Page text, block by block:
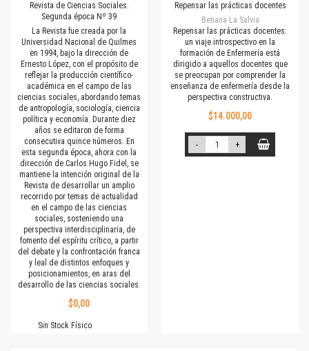
Revista de Ciencias Sociales.
Segunda época Nº 39
La Revista fue creada por la
Universidad Nacional de Quilmes
en 1994, bajo la dirección de
Ernesto López, con el propósito de
reflejar la producción científico-
académica en el campo de las
ciencias sociales, abordando temas
de antropología, sociología, ciencia
política y economía. Durante diez
años se editaron de forma
consecutiva quince números. En
esta segunda época, ahora con la
dirección de Carlos Hugo Fidel, se
mantiene la intención original de la
Revista de desarrollar un amplio
recorrido por temas de actualidad
en el campo de las ciencias
sociales, sosteniendo una
perspectiva interdisciplinaria, de
fomento del espíritu crítico, a partir
del debate y la confrontación franca
y leal de distintos enfoques y
posicionamientos, en aras del
desarrollo de las ciencias sociales.
$0,00
Sin Stock Físico
Repensar las prácticas docentes
Betiana La Salvia
Repensar las prácticas docentes:
un viaje introspectivo en la
formación de Enfermería está
dirigido a aquellos docentes que
se preocupan por comprender la
enseñanza de enfermería desde la
perspectiva constructiva.
$14.000,00
- +